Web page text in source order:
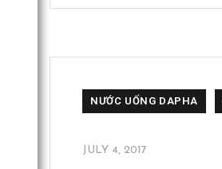
NƯỚC UỐNG DAPHA
JULY 4, 2017